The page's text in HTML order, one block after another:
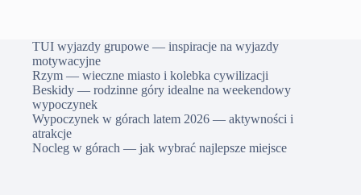
TUI wyjazdy grupowe — inspiracje na wyjazdy
motywacyjne
Rzym — wieczne miasto i kolebka cywilizacji
Beskidy — rodzinne góry idealne na weekendowy
wypoczynek
Wypoczynek w górach latem 2026 — aktywności i
atrakcje
Nocleg w górach — jak wybrać najlepsze miejsce